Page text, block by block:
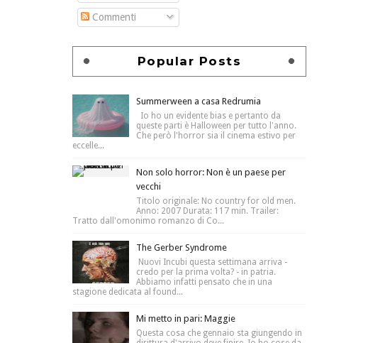
Commenti
Popular Posts
Summerween a casa Redrumia
Io ho un evidente bias e pertanto da
queste parti è Halloween per tutto l'anno.
Che però l'horror sia il cinema estivo per
eccelle...
Non solo horror: Non è un paese per
vecchi
Titolo originale: No country for old men.
Anno: 2007 Durata: 117 min. Trailer:
Tratto dall'omonimo romanzo di Co...
The Gerber Syndrome
Nuovi Incubi questa settimana arriva -
credo per la prima volta? - in patria.
Abbiamo infatti pensato che in una
stagione dedicata al found...
Mi metto in pari: Maggie
Questa cosa che gennaio sta giungendo in